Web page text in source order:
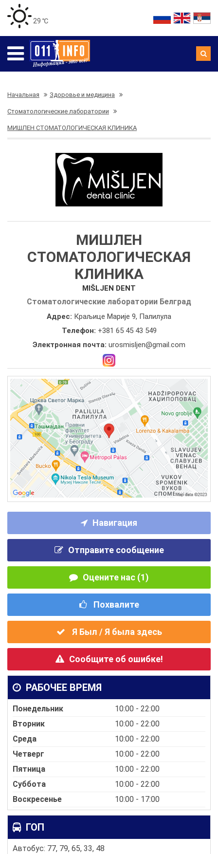
29 ℃
Начальная Здоровье и медицина
Стоматологические лаборатории
МИШЛЕН СТОМАТОЛОГИЧЕСКАЯ КЛИНИКА
МИШЛЕН
СТОМАТОЛОГИЧЕСКАЯ
КЛИНИКА
MIŠLJEN DENT
Стоматологические лаборатории Белград
Адрес: Краљице Марије 9, Палилула
Телефон: +381 65 45 43 549
Электронная почта: urosmisljen@gmail.com
Навигация
Отправите сообщение
Оцените нас (1)
Похвалите
Я Был / Я была здесь
Сообщите об ошибке!
РАБОЧЕЕ ВРЕМЯ
Понедельник
10:00 - 22:00
Вторник
10:00 - 22:00
Среда
10:00 - 22:00
Четверг
10:00 - 22:00
Пятница
10:00 - 22:00
Суббота
10:00 - 22:00
Воскресенье
10:00 - 17:00
ГОП
Автобус: 77, 79, 65, 33, 48